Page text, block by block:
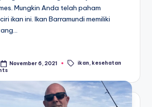
Mungkin Anda telah paham
ikan ini. Ikan Barramundi memiliki
November 6, 2021 ikan, kesehatan